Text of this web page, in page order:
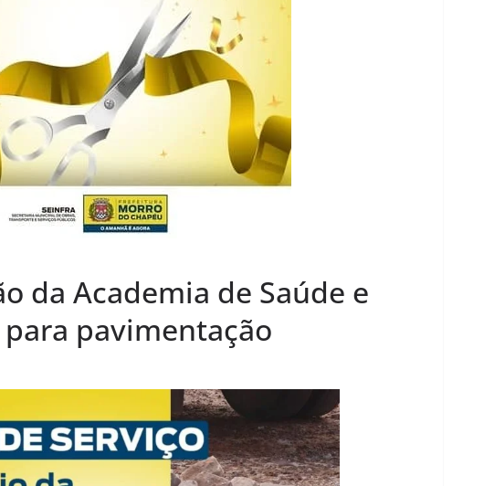
da Academia de Saúde e
pavimentação